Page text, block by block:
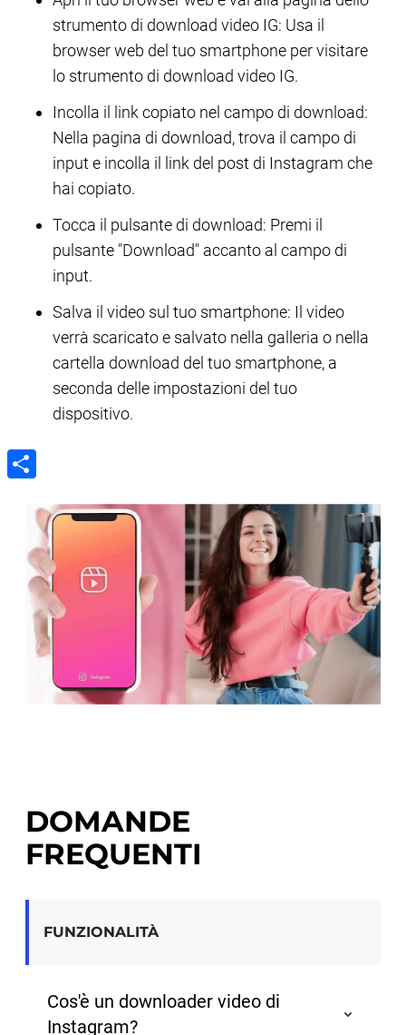
strumento di download video IG: Usa il
browser web del tuo smartphone per visitare
lo strumento di download video IG.
Incolla il link copiato nel campo di download:
Nella pagina di download, trova il campo di
input e incolla il link del post di Instagram che
hai copiato.
Tocca il pulsante di download: Premi il
pulsante "Download" accanto al campo di
input.
Salva il video sul tuo smartphone: Il video
verrà scaricato e salvato nella galleria o nella
cartella download del tuo smartphone, a
seconda delle impostazioni del tuo
dispositivo.
DOMANDE
FREQUENTI
FUNZIONALITÀ
Cos'è un downloader video di
Instagram?